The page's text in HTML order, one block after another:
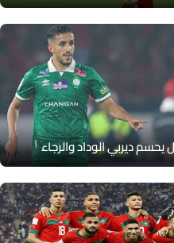
ديربي الوداد والرجاء